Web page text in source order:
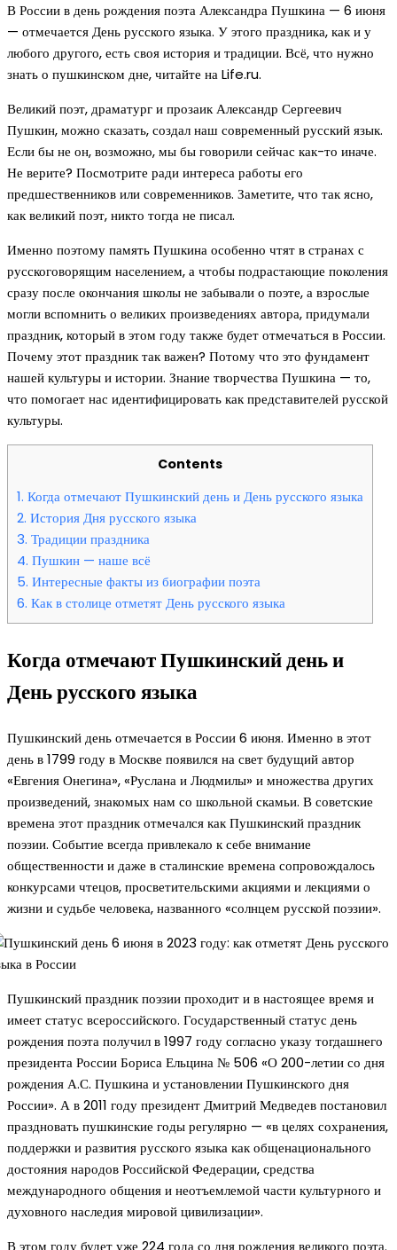
В России в день рождения поэта Александра Пушкина — 6 июня
— отмечается День русского языка. У этого праздника, как и у
любого другого, есть своя история и традиции. Всё, что нужно
знать о пушкинском дне, читайте на Life.ru.
Великий поэт, драматург и прозаик Александр Сергеевич
Пушкин, можно сказать, создал наш современный русский язык.
Если бы не он, возможно, мы бы говорили сейчас как-то иначе.
Не верите? Посмотрите ради интереса работы его
предшественников или современников. Заметите, что так ясно,
как великий поэт, никто тогда не писал.
Именно поэтому память Пушкина особенно чтят в странах с
русскоговорящим населением, а чтобы подрастающие поколения
сразу после окончания школы не забывали о поэте, а взрослые
могли вспомнить о великих произведениях автора, придумали
праздник, который в этом году также будет отмечаться в России.
Почему этот праздник так важен? Потому что это фундамент
нашей культуры и истории. Знание творчества Пушкина — то,
что помогает нас идентифицировать как представителей русской
культуры.
Contents
1. Когда отмечают Пушкинский день и День русского языка
2. История Дня русского языка
3. Традиции праздника
4. Пушкин — наше всё
5. Интересные факты из биографии поэта
6. Как в столице отметят День русского языка
Когда отмечают Пушкинский день и
День русского языка
Пушкинский день отмечается в России 6 июня. Именно в этот
день в 1799 году в Москве появился на свет будущий автор
«Евгения Онегина», «Руслана и Людмилы» и множества других
произведений, знакомых нам со школьной скамьи. В советские
времена этот праздник отмечался как Пушкинский праздник
поэзии. Событие всегда привлекало к себе внимание
общественности и даже в сталинские времена сопровождалось
конкурсами чтецов, просветительскими акциями и лекциями о
жизни и судьбе человека, названного «солнцем русской поэзии».
Пушкинский праздник поэзии проходит и в настоящее время и
имеет статус всероссийского. Государственный статус день
рождения поэта получил в 1997 году согласно указу тогдашнего
президента России Бориса Ельцина № 506 «О 200-летии со дня
рождения А.С. Пушкина и установлении Пушкинского дня
России». А в 2011 году президент Дмитрий Медведев постановил
праздновать пушкинские годы регулярно — «в целях сохранения,
поддержки и развития русского языка как общенационального
достояния народов Российской Федерации, средства
международного общения и неотъемлемой части культурного и
духовного наследия мировой цивилизации».
В этом году будет уже 224 года со дня рождения великого поэта.